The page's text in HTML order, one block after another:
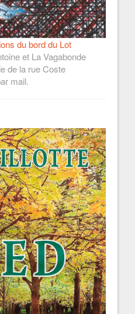
du bord du Lot
et La Vagabonde
de la rue Coste
mail.